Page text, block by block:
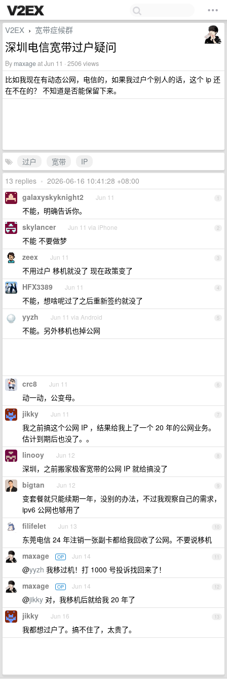
V2EX › 宽带症候群
深圳电信宽带过户疑问
By maxageat Jun 11 · 2506 views
比如我现在有动态公网，电信的，如果我过户个别人的话，这个 ip 还
在不在的？ 不知道是否能保留下来。
过户 宽带
IP
13 replies • 2026-06-16 10:41:28 +08:00
1
galaxyskyknight2 Jun 11
不能，明确告诉你。
2
skylancer Jun 11 via iPhone
不能 不要做梦
3
zeex Jun 11
不用过户 移机就没了 现在政策变了
4
HFX3389 Jun 11
不能，想啥呢过了之后重新签约就没了
5
yyzh Jun 11 via Android
不能。另外移机也掉公网
6
crc8 Jun 11
动一动，公变母。
7
jikky Jun 11
我之前搞这个公网 IP ，结果给我上了一个 20 年的公网业务。
估计到期后也没了。。
8
linooy Jun 12
深圳，之前搬家极客宽带的公网 IP 就给搞没了
9
bigtan Jun 12
变套餐就只能续期一年，没别的办法，不过我观察自己的需求，
ipv6 公网也够用了
10
filifelet Jun 13
东莞电信 24 年注销一张副卡都给我回收了公网。不要说移机
11
maxage OP Jun 14
@yyzh 我移过机！打 1000 号投诉找回来了！
12
maxage OP Jun 14
@jikky 对，我移机后就给我 20 年了
13
jikky Jun 16
我都想过户了。搞不住了，太贵了。